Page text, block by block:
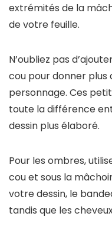
extrémités de la
de votre feuille.
N’oubliez pas
cou pour donner plus
personnage. Ces
toute la différence
dessin plus élaboré.
Pour les ombres,
cou et sous la
votre dessin, le
tandis que les